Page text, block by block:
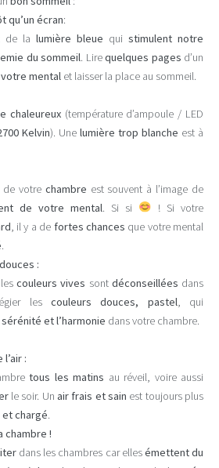
qu’un écran:
de la lumière bleue qui stimulent notre
du sommeil. Lirequelques pages d’un
mental et laisser la place au sommeil.
chaleureux(température d’ampoule / LED
Kelvin). Une lumière trop blanche est à
de votre chambre est souvent à l’image de
de votre mental. Si si
! Si votre
, il y a de fortes chances que votre mental
.
:
lescouleurs vives sont déconseillées dans
les couleurs douces, pastel , qui
et l’harmonie dans votre chambre.
:
tous les matins au réveil, voire aussi
le soir. Un air frais et sain est toujours plus
chargé.
chambre !
dans les chambres car ellesémettent du